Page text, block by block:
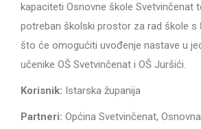
kapaciteti Osnovne škole Svetvinčenat
potreban školski prostor za rad škole s
što će omogućiti uvođenje nastave u
učenike OŠ Svetvinčenat i OŠ Juršići.
Korisnik: Istarska županija
Partneri: Općina Svetvinčenat,